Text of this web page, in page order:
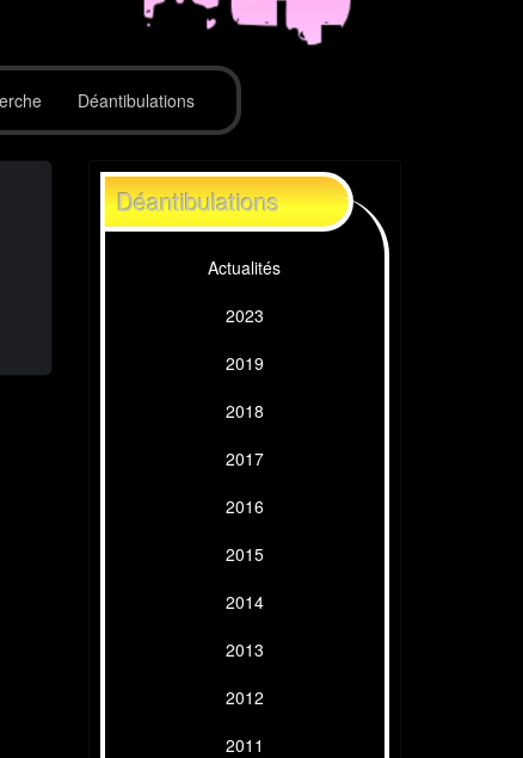
Déantibulations
Déantibulations
Actualités
2023
2019
2018
2017
2016
2015
2014
2013
2012
2011